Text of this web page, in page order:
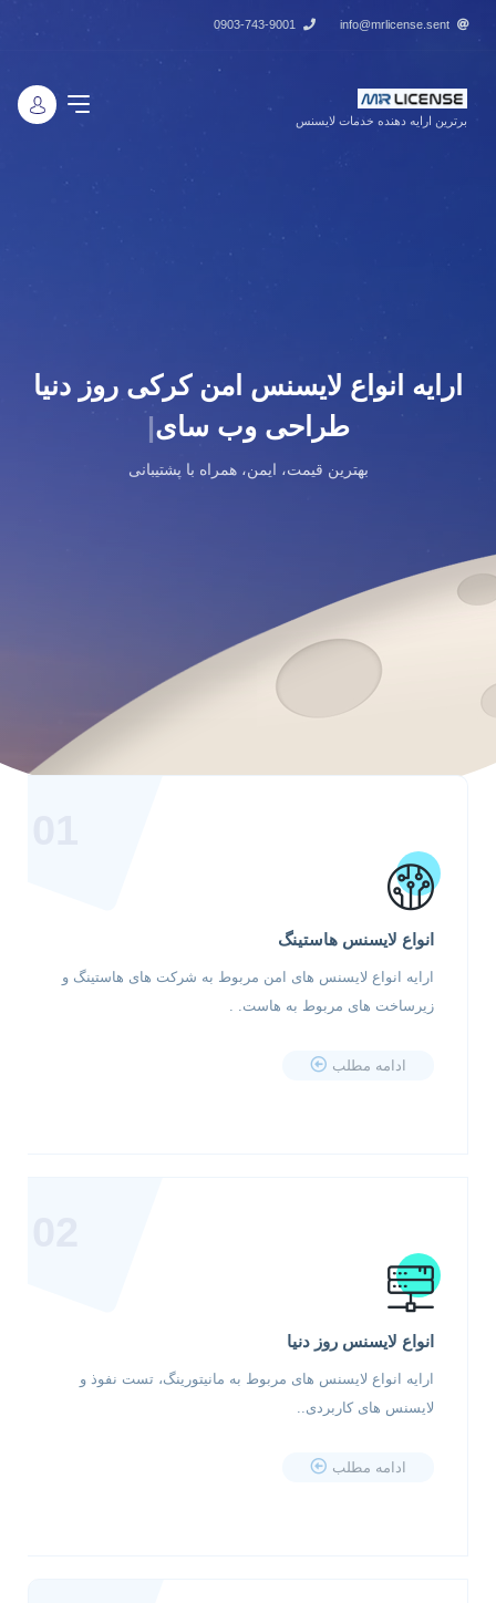
برترین ارایه دهنده خدمات لایسنس
ارایه انواع لایسنس امن کرکی روز دنیا
طراحی وب سایت
بهترین قیمت، ایمن، همراه با پشتیبانی
انواع لایسنس هاستینگ
ارایه انواع لایسنس های امن مربوط به شرکت های هاستینگ و
زیرساخت های مربوط به هاست. .
ادامه مطلب
انواع لایسنس روز دنیا
ارایه انواع لایسنس های مربوط به مانیتورینگ، تست نفوذ و
لایسنس های کاربردی..
ادامه مطلب